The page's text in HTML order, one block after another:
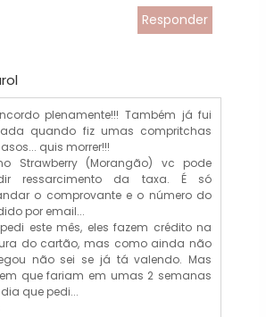
Responder
plenamente!!! Também já fui
quando fiz umas compritchas
quis morrer!!!
Strawberry (Morangão) vc pode
ressarcimento da taxa. É só
o comprovante e o número do
por email...
pedi este mês, eles fazem crédito na
do cartão, mas como ainda não
não sei se já tá valendo. Mas
que fariam em umas 2 semanas
que pedi...